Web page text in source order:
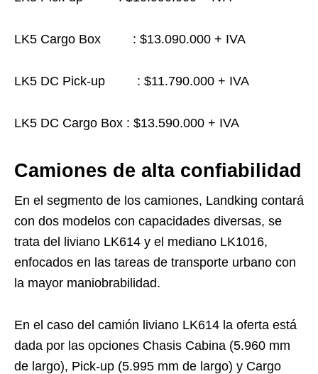
LK5 Cargo Box : $13.090.000 + IVA
LK5 DC Pick-up : $11.790.000 + IVA
LK5 DC Cargo Box : $13.590.000 + IVA
Camiones de alta confiabilidad
En el segmento de los camiones, Landking contará
con dos modelos con capacidades diversas, se
trata del liviano LK614 y el mediano LK1016,
enfocados en las tareas de transporte urbano con
la mayor maniobrabilidad.
En el caso del camión liviano LK614 la oferta está
dada por las opciones Chasis Cabina (5.960 mm
de largo), Pick-up (5.995 mm de largo) y Cargo